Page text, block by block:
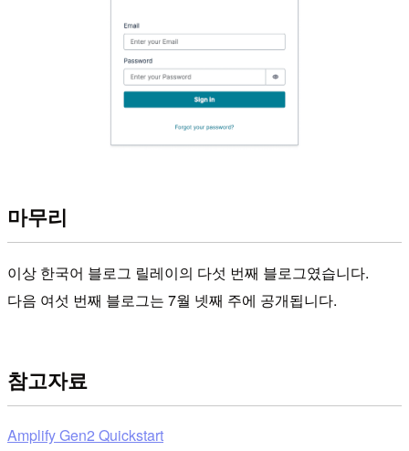
마무리
이상 한국어 블로그 릴레이의 다섯 번째 블로그였습니다.
다음 여섯 번째 블로그는 7월 넷째 주에 공개됩니다.
참고자료
Amplify Gen2 Quickstart